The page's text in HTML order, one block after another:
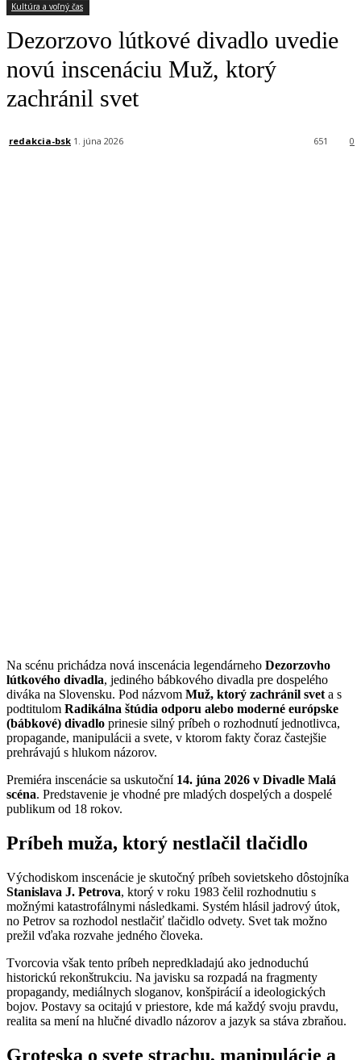
Kultúra a voľný čas
Dezorzovo lútkové divadlo uvedie
novú inscenáciu Muž, ktorý
zachránil svet
redakcia-bsk 1. júna 2026 0
651
Na scénu prichádza nová inscenácia legendárneho Dezorzovho
lútkového divadla, jediného bábkového divadla pre dospelého
diváka na Slovensku. Pod názvom Muž, ktorý zachránil svet a s
podtitulom Radikálna štúdia odporu alebo moderné európske
(bábkové) divadlo prinesie silný príbeh o rozhodnutí jednotlivca,
propagande, manipulácii a svete, v ktorom fakty čoraz častejšie
prehrávajú s hlukom názorov.
Premiéra inscenácie sa uskutoční 14. júna 2026 v Divadle Malá
scéna. Predstavenie je vhodné pre mladých dospelých a dospelé
publikum od 18 rokov.
Príbeh muža, ktorý nestlačil tlačidlo
Východiskom inscenácie je skutočný príbeh sovietskeho dôstojníka
Stanislava J. Petrova, ktorý v roku 1983 čelil rozhodnutiu s
možnými katastrofálnymi následkami. Systém hlásil jadrový útok,
no Petrov sa rozhodol nestlačiť tlačidlo odvety. Svet tak možno
prežil vďaka rozvahe jedného človeka.
Tvorcovia však tento príbeh nepredkladajú ako jednoduchú
historickú rekonštrukciu. Na javisku sa rozpadá na fragmenty
propagandy, mediálnych sloganov, konšpirácií a ideologických
bojov. Postavy sa ocitajú v priestore, kde má každý svoju pravdu,
realita sa mení na hlučné divadlo názorov a jazyk sa stáva zbraňou.
Groteska o svete strachu, manipulácie a